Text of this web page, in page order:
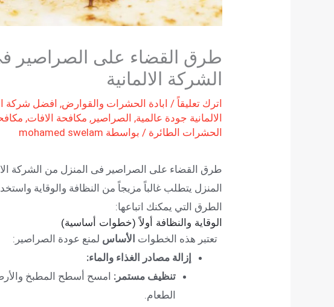
طرق القضاء على الصراصير
الشركة الالمانية
اترك تعليقاً / ابادة الحشرات والقوارض, افضل شركة
الالمانية جودة عالمية, الصراصير, مكافحة الافات,
الحشرات الطائرة / بواسطة mohamed swelam
طرق القضاء على الصراصير فى المنزل من الشركة
المنزل يتطلب غالباً مزيجاً من النظافة والوقاية
الطرق التي يمكنك اتباعها:
الوقاية والنظافة أولاً (خطوات أساسية)
تعتبر هذه الخطوات الأساس لمنع عودة الصراصير:
إزالة مصادر الغذاء والماء:
تنظيف مستمر: امسح أسطح المطبخ
الطعام.